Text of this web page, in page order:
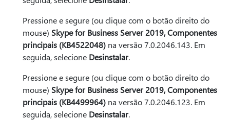
Pressione e segure (ou clique com o botão direito do
mouse) Skype for Business Server 2019, Componentes
principais (KB4522048) na versão 7.0.2046.143. Em
seguida, selecione Desinstalar.
Pressione e segure (ou clique com o botão direito do
mouse) Skype for Business Server 2019, Componentes
principais (KB4499964) na versão 7.0.2046.123. Em
seguida, selecione Desinstalar.